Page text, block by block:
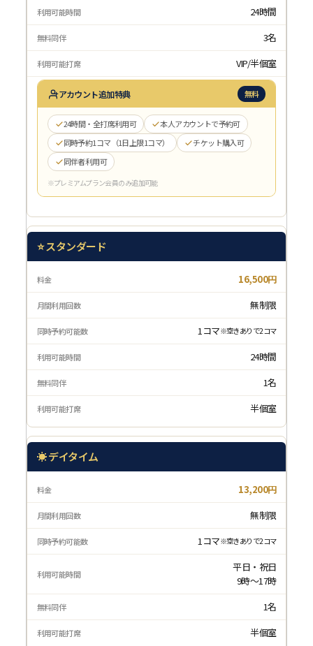
24時間
3名
VIP/半個室
アカウント追加特典 無料
24時間・全打席利用可
本人アカウントで予約可
同時予約1コマ（1日上限1コマ）
チケット購入可
同伴者利用可
※プレミアムプラン会員のみ追加可能
⭐ スタンダード
16,500円
無制限
1コマ※空きありで2コマ
24時間
1名
半個室
☀️ デイタイム
13,200円
無制限
1コマ※空きありで2コマ
平日・祝日
9時〜17時
1名
半個室